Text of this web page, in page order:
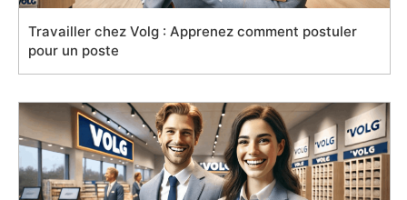
Travailler chez Volg : Apprenez comment postuler
pour un poste